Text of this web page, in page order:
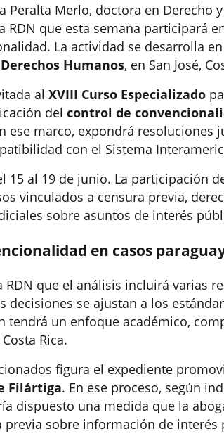
Peralta Merlo, doctora en Derecho
RDN que esta semana participará
La actividad se desarrolla
Humanos, en San José,
al XVIII Curso Especializado
del control de
ese marco, expondrá resoluciones
con el Sistema
15 al 19 de junio. La participación
vinculados a censura previa,
sobre asuntos de interés
en casos
RDN que el análisis incluirá varias
decisiones se ajustan a los
tendrá un enfoque académico,
Rica.
figura el expediente
Filártiga. En ese proceso, según
dispuesto una medida que la
previa sobre información de interés